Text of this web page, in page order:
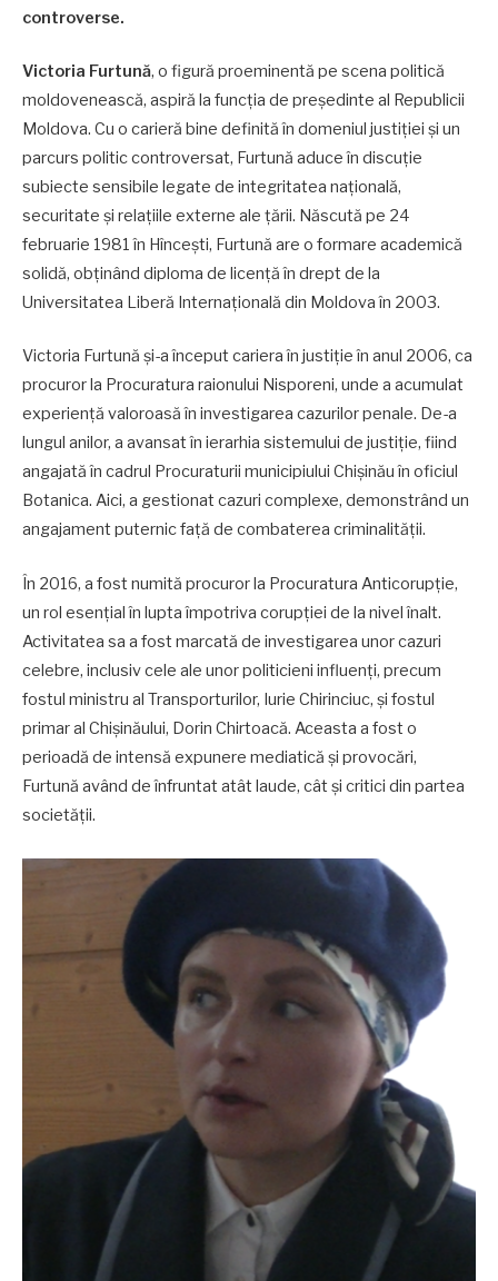
controverse.
Victoria Furtună, o figură proeminentă pe scena politică
moldovenească, aspiră la funcția de președinte al Republicii
Moldova. Cu o carieră bine definită în domeniul justiției și un
parcurs politic controversat, Furtună aduce în discuție
subiecte sensibile legate de integritatea națională,
securitate și relațiile externe ale țării. Născută pe 24
februarie 1981 în Hîncești, Furtună are o formare academică
solidă, obținând diploma de licență în drept de la
Universitatea Liberă Internațională din Moldova în 2003.
Victoria Furtună și-a început cariera în justiție în anul 2006, ca
procuror la Procuratura raionului Nisporeni, unde a acumulat
experiență valoroasă în investigarea cazurilor penale. De-a
lungul anilor, a avansat în ierarhia sistemului de justiție, fiind
angajată în cadrul Procuraturii municipiului Chișinău în oficiul
Botanica. Aici, a gestionat cazuri complexe, demonstrând un
angajament puternic față de combaterea criminalității.
În 2016, a fost numită procuror la Procuratura Anticorupție,
un rol esențial în lupta împotriva corupției de la nivel înalt.
Activitatea sa a fost marcată de investigarea unor cazuri
celebre, inclusiv cele ale unor politicieni influenți, precum
fostul ministru al Transporturilor, Iurie Chirinciuc, și fostul
primar al Chișinăului, Dorin Chirtoacă. Aceasta a fost o
perioadă de intensă expunere mediatică și provocări,
Furtună având de înfruntat atât laude, cât și critici din partea
societății.